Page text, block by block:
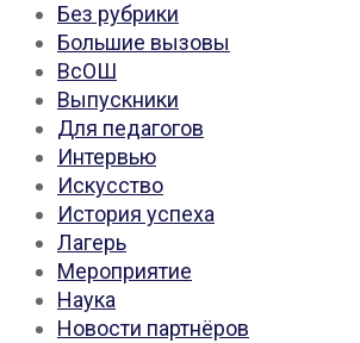
Без рубрики
Большие вызовы
ВсОШ
Выпускники
Для педагогов
Интервью
Искусство
История успеха
Лагерь
Мероприятие
Наука
Новости партнёров